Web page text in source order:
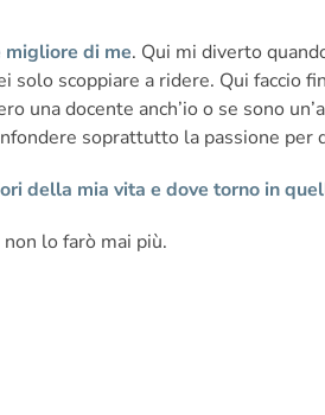
migliore di me. Qui mi diverto
solo scoppiare a ridere. Qui faccio
una docente anch’io o se sono
soprattutto la passione per
della mia vita e dove torno in
lo farò mai più.